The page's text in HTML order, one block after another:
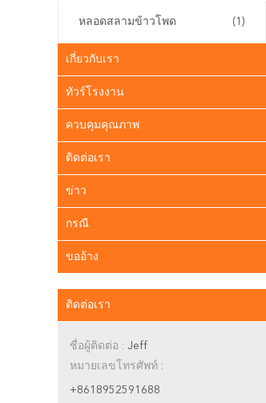
หลอดสลามข้าวโพด (1)
เกี่ยวกับเรา
ทัวร์โรงงาน
ควบคุมคุณภาพ
ติดต่อเรา
ข่าว
กรณี
ขออ้าง
ติดต่อเรา
ชื่อผู้ติดต่อ : Jeff
หมายเลขโทรศัพท์ :
+8618952591688